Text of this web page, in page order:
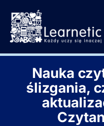
Nauka
ślizgania,